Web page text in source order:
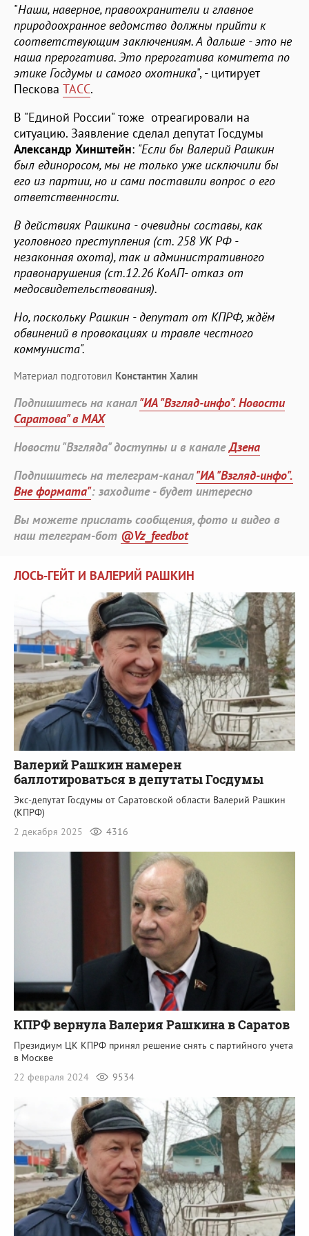
"Наши, наверное, правоохранители и главное
природоохранное ведомство должны прийти к
соответствующим заключениям. А дальше - это не
наша прерогатива. Это прерогатива комитета по
этике Госдумы и самого охотника", - цитирует
Пескова ТАСС.
В "Единой России" тоже отреагировали на
ситуацию. Заявление сделал депутат Госдумы
Александр Хинштейн: "Если бы Валерий Рашкин
был единоросом, мы не только уже исключили бы
его из партии, но и сами поставили вопрос о его
ответственности.
В действиях Рашкина - очевидны составы, как
уголовного преступления (ст. 258 УК РФ -
незаконная охота), так и административного
правонарушения (ст.12.26 КоАП- отказ от
медосвидетельствования).
Но, поскольку Рашкин - депутат от КПРФ, ждём
обвинений в провокациях и травле честного
коммуниста".
Материал подготовил Константин Халин
Подпишитесь на канал"ИА "Взгляд-инфо". Новости
Саратова" в MAX
Новости "Взгляда" доступны и в каналеДзена
Подпишитесь на телеграм-канал"ИА "Взгляд-инфо".
Вне формата": заходите - будет интересно
Вы можете прислать сообщения, фото и видео в
наш телеграм-бот @Vz_feedbot
ЛОСЬ-ГЕЙТ И ВАЛЕРИЙ РАШКИН
Валерий Рашкин намерен
баллотироваться в депутаты Госдумы
Экс-депутат Госдумы от Саратовской области Валерий Рашкин
(КПРФ)
2 декабря 2025
4316
КПРФ вернула Валерия Рашкина в Саратов
Президиум ЦК КПРФ принял решение снять с партийного учета
в Москве
22 февраля 2024
9534